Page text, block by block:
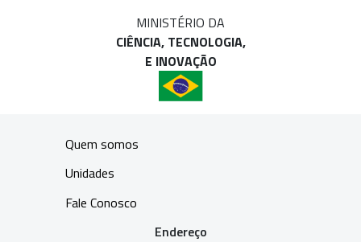
MINISTÉRIO DA
CIÊNCIA, TECNOLOGIA,
E INOVAÇÃO
Quem somos
Unidades
Fale Conosco
Endereço